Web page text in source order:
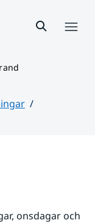
onsdagar och